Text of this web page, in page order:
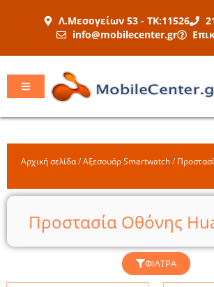
Λ.Μεσογείων 53 - ΤΚ:11526
info@mobilecenter.gr
Αρχική σελίδα/Αξεσουάρ Smartwatch/
Προστασία Οθόνης
ΦΊΛΤΡΑ